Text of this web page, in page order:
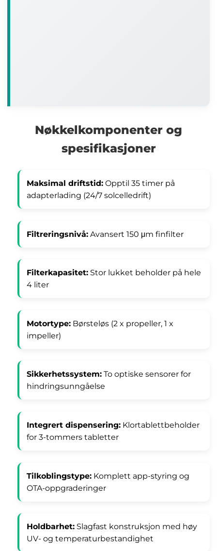
Nøkkelkomponenter og
spesifikasjoner
Maksimal driftstid:Opptil 35 timer på
adapterlading (24/7 solcelledrift)
Filtreringsnivå:Avansert 150 μm finfilter
Filterkapasitet:Stor lukket beholder på hele
4 liter
Motortype:Børsteløs (2 x propeller, 1 x
impeller)
Sikkerhetssystem:To optiske sensorer for
hindringsunngåelse
Integrert dispensering:Klortablettbeholder
for 3-tommers tabletter
Tilkoblingstype:Komplett app-styring og
OTA-oppgraderinger
Holdbarhet:Slagfast konstruksjon med høy
UV- og temperaturbestandighet